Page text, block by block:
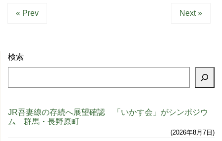
« Prev Next »
検索
JR吾妻線の存続へ展望確認 「いかす会」がシンポジウ
ム 群馬・長野原町
2026年8月7日